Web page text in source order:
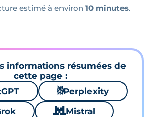
estimé à environ 10 minutes.
informations résumées de
cette page :
⚙Perplexity
🐱 Mistral